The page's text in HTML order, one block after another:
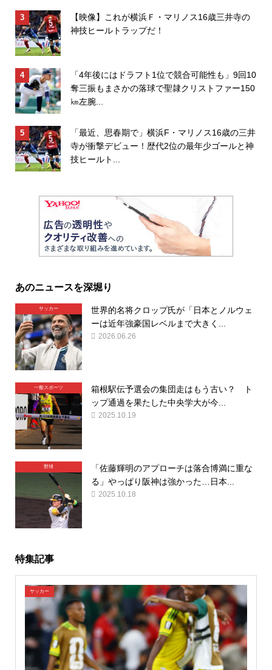
【映像】これが横浜Ｆ・マリノス16歳三井寺の
神技ヒールトラップだ！
「4年後にはドラフト1位で競合可能性も」9回10
奪三振もまさかの落球で聖隷クリストファー150
㎞左腕...
「最近、思春期で」横浜F・マリノス16歳の三井
寺が衝撃デビュー！歴代2位の最年少ゴールと神
技ヒールト...
あのニュースを深堀り
サッカー
世界的名将クロップ氏が「日本とノルウェ
ーは近年強豪国レベルまで大きく...
2026.06.26
一般スポーツ
箱根駅伝予選会の集団走はもう古い？ ト
ップ通過を果たした中央学大が今...
2025.10.19
野球
「佐藤輝明のアプローチは落合博満に重な
る」やっぱり阪神は強かった…日本...
2025.10.18
特集記事
サッカー